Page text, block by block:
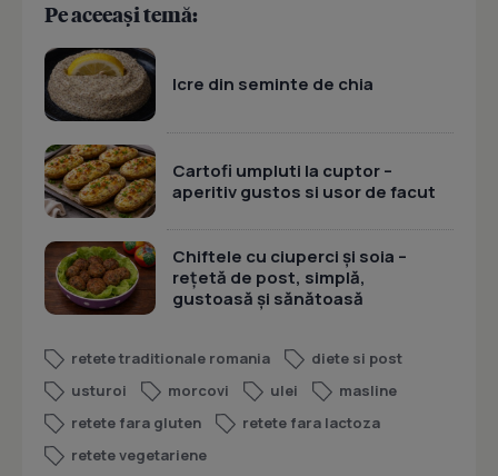
Pe aceeași temă:
Icre din seminte de chia
Cartofi umpluti la cuptor –
aperitiv gustos si usor de facut
Chiftele cu ciuperci și soia –
rețetă de post, simplă,
gustoasă și sănătoasă
retete traditionale romania
diete si post
usturoi
morcovi ulei
masline
retete fara gluten
retete fara lactoza
retete vegetariene